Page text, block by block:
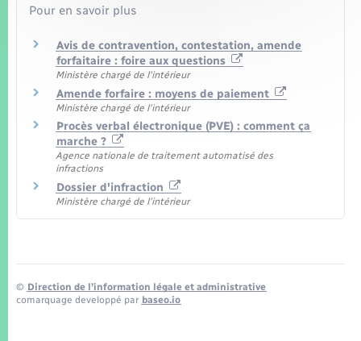
Pour en savoir plus
Avis de contravention, contestation, amende
forfaitaire : foire aux questions
Ministère chargé de l'intérieur
Amende forfaire : moyens de paiement
Ministère chargé de l'intérieur
Procès verbal électronique (PVE) : comment ça
marche ?
Agence nationale de traitement automatisé des
infractions
Dossier d'infraction
Ministère chargé de l'intérieur
© Direction de l’information légale et administrative
comarquage developpé par baseo.io